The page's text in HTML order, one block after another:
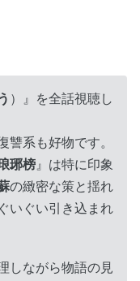
）』を全話視聴し
讐系も好物です。
琊榜 』は特に印象
の緻密な策と揺れ
いぐい引き込まれ
しながら物語の見